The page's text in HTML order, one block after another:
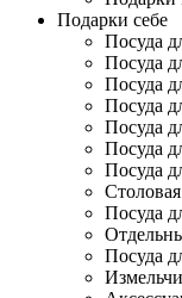
Подарки себе
Посуда
Посуда
Посуда
Посуда
Посуда
Посуда
Посуда
Посуда
Посуда